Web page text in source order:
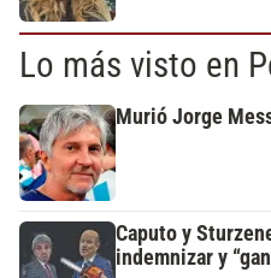
Lo más visto en
Murió Jorge
Caputo y
indemnizar y